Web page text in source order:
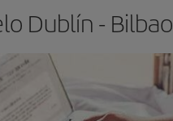
Dublín - Bilbao